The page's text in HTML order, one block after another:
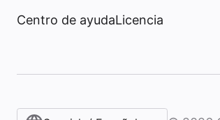
Centro de ayudaLicencia